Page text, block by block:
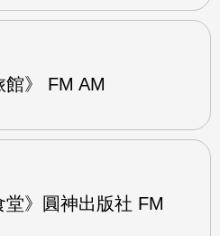
館》 FM AM
》圓神出版社 FM